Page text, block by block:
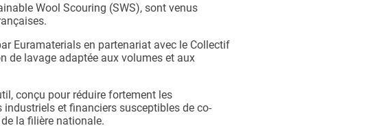
Wool Scouring (SWS), sont venus
Euramaterials en partenariat avec le Collectif
de lavage adaptée aux volumes et aux
conçu pour réduire fortement les
et financiers susceptibles de co-
la filière nationale.